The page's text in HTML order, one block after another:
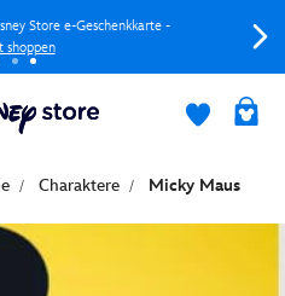
Store e-Geschenkkarte -
shoppen
Charaktere Micky Maus